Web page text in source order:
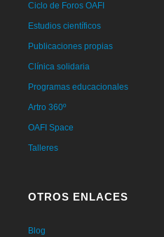
Ciclo de Foros OAFI
Estudios científicos
Publicaciones propias
Clínica solidaria
Programas educacionales
Artro 360º
OAFI Space
Talleres
OTROS ENLACES
Blog